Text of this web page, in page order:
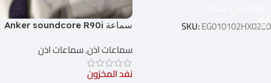
SKU:EG010102HX0200 سماعة Anker soundcore R90i
سماعات اذن,سماعات اذن
نفد المخزون